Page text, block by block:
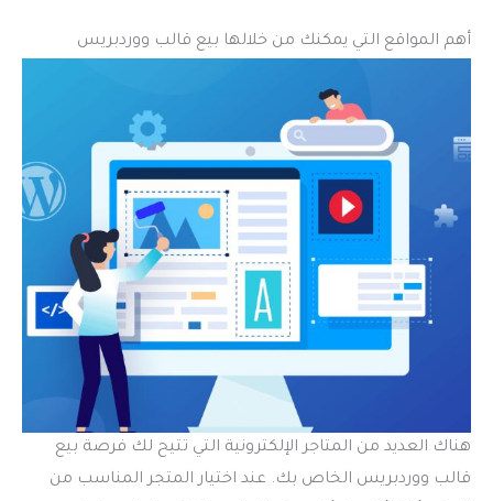
أهم المواقع التي يمكنك من خلالها بيع قالب ووردبريس
هناك العديد من المتاجر الإلكترونية التي تتيح لك فرصة بيع
قالب ووردبريس الخاص بك. عند اختيار المتجر المناسب من